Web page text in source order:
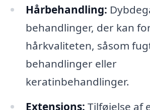
Hårbehandling:
behandlinger, der kan
hårkvaliteten, såsom
behandlinger eller
keratinbehandlinger.
Extensions: Tilføjelse af